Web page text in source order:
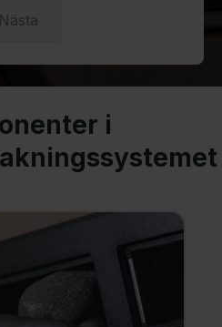
Nästa
i